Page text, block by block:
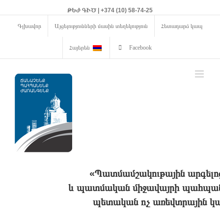
ԹԵԺ ԳԻԾ | +374 (10) 58-74-25
Գլխավոր Այցելությունների մասին տեղեկություն Հետադարձ կապ
Հայերեն Facebook
«Պատմամշակութային
և պատմական միջավայրի
պետական ոչ առեվտրային